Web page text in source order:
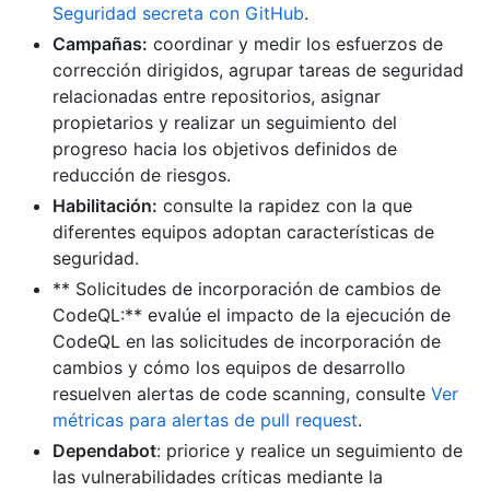
Seguridad secreta con GitHub.
Campañas: coordinar y medir los esfuerzos de
corrección dirigidos, agrupar tareas de seguridad
relacionadas entre repositorios, asignar
propietarios y realizar un seguimiento del
progreso hacia los objetivos definidos de
reducción de riesgos.
Habilitación: consulte la rapidez con la que
diferentes equipos adoptan características de
seguridad.
** Solicitudes de incorporación de cambios de
CodeQL:** evalúe el impacto de la ejecución de
CodeQL en las solicitudes de incorporación de
cambios y cómo los equipos de desarrollo
resuelven alertas de code scanning, consulte Ver
métricas para alertas de pull request.
Dependabot: priorice y realice un seguimiento de
las vulnerabilidades críticas mediante la